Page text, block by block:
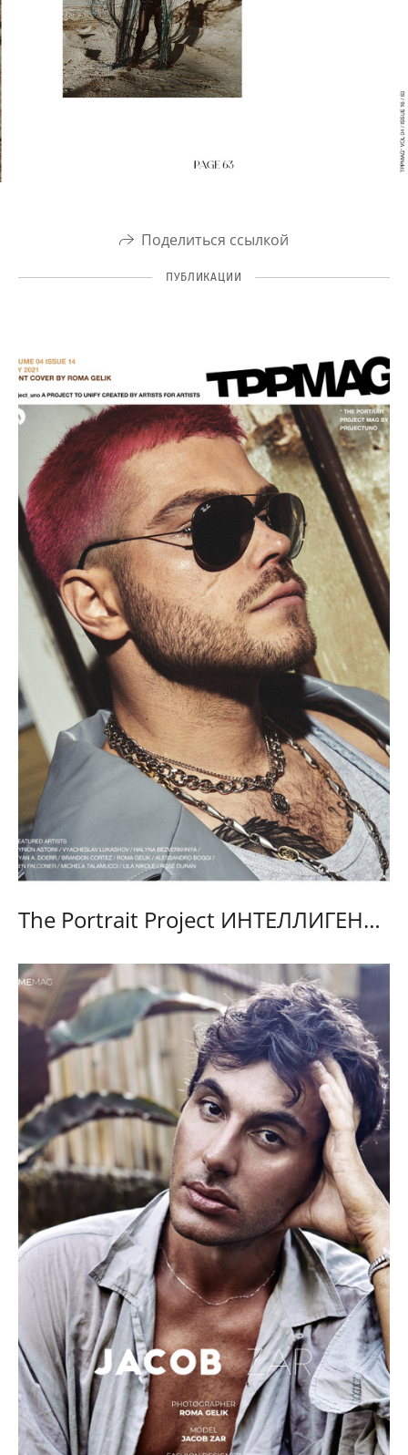
Поделиться ссылкой
ПУБЛИКАЦИИ
The Portrait Project ИНТЕЛЛИГЕНЦИЯ